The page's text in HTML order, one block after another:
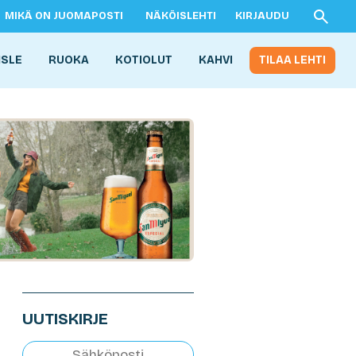
MIKÄ ON JUOMAPOSTI NÄKÖISLEHTI KIRJAUDU
RUOKA KOTIOLUT KAHVI TILAA LEHTI
UUTISKIRJE